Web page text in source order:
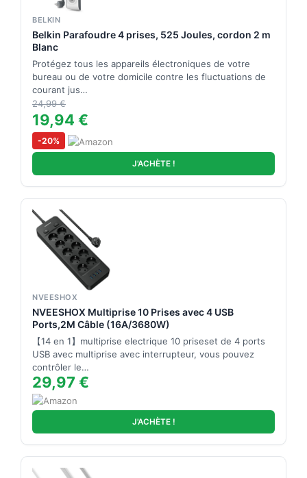
BELKIN
Belkin Parafoudre 4 prises, 525 Joules, cordon 2 m
Blanc
Protégez tous les appareils électroniques de votre
bureau ou de votre domicile contre les fluctuations de
courant jus…
24,99 €
19,94 €
-20%
J'ACHÈTE !
NVEESHOX
NVEESHOX Multiprise 10 Prises avec 4 USB
Ports,2M Câble (16A/3680W)
【14 en 1】multiprise electrique 10 priseset de 4 ports
USB avec multiprise avec interrupteur, vous pouvez
contrôler le…
29,97 €
J'ACHÈTE !